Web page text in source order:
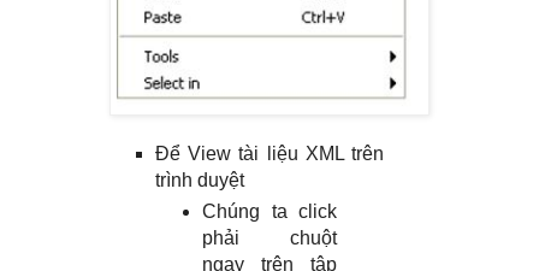
Để View tài liệu XML trên
trình duyệt
Chúng ta click
phải chuột
ngay trên tập